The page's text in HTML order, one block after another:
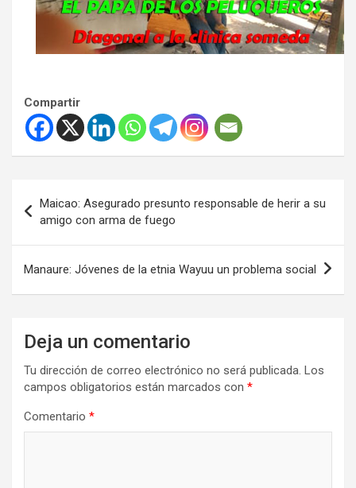
Compartir
de
entradas
Maicao: Asegurado presunto responsable de herir a su
amigo con arma de fuego
Manaure: Jóvenes de la etnia Wayuu un problema social
Deja un comentario
Tu dirección de correo electrónico no será publicada. Los
campos obligatorios están marcados con *
Comentario *